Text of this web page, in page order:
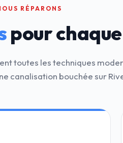
RÉPARONS
pour
toutes les techniques
canalisation bouchée sur